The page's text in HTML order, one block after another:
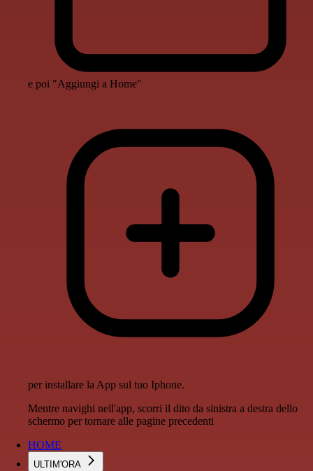
e poi "Aggiungi a Home"
per installare la App sul tuo Iphone.
Mentre navighi nell'app, scorri il dito da sinistra a destra dello
schermo per tornare alle pagine precedenti
HOME
ULTIM'ORA